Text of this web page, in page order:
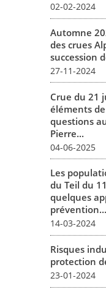
02-02-2024
Automne
des crues
succession
27-11-2024
Crue du 21
éléments
questions
Pierre...
04-06-2025
Les
du Teil du
quelques
prévention...
14-03-2024
Risques
protection
23-01-2024